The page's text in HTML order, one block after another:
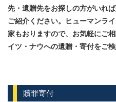
先・遺贈先をお探しの方がいれ
ご紹介ください。
ヒューマンラ
家もおりますので、 お気軽にご
イツ・ナウへの遺贈・寄付をご
贖罪寄付